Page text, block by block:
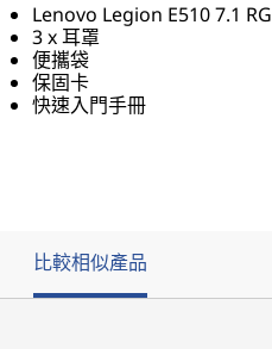
Lenovo Legion E510 7.1
3 x 耳罩
便攜袋
保固卡
快速入門手冊
比較相似產品